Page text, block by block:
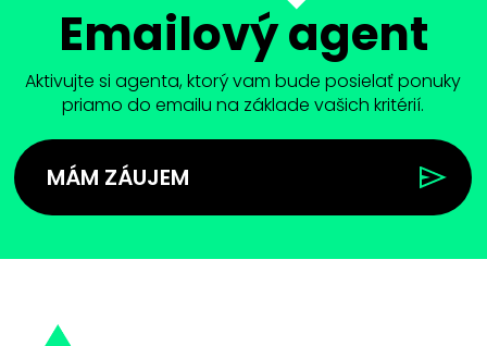
Emailový agent
Aktivujte si agenta, ktorý vam bude posielať ponuky
priamo do emailu na základe vašich kritérií.
MÁM ZÁUJEM